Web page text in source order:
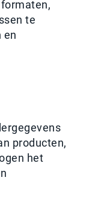
te
en
producten,
het